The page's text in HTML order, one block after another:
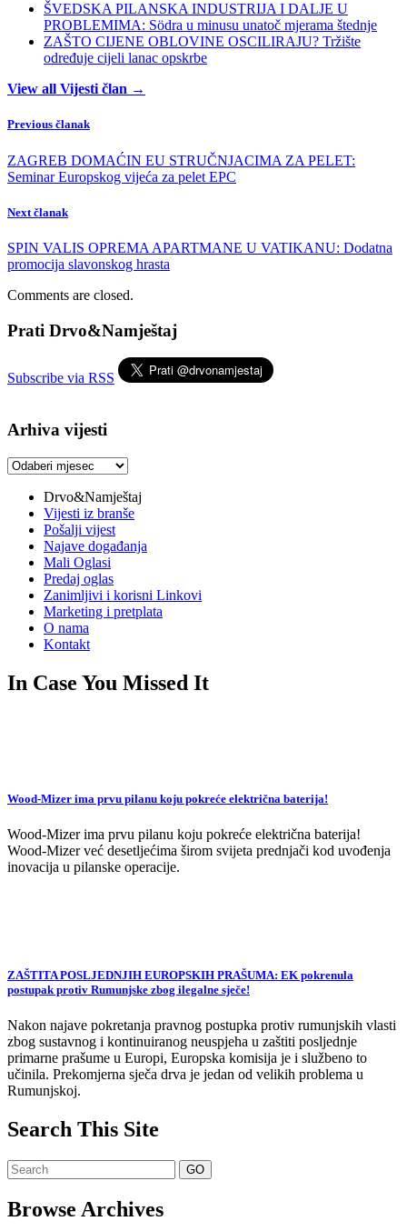
ŠVEDSKA PILANSKA INDUSTRIJA I DALJE U
PROBLEMIMA: Södra u minusu unatoč mjerama štednje
ZAŠTO CIJENE OBLOVINE OSCILIRAJU? Tržište
određuje cijeli lanac opskrbe
View all Vijesti član →
Previous članak
ZAGREB DOMAĆIN EU STRUČNJACIMA ZA PELET:
Seminar Europskog vijeća za pelet EPC
Next članak
SPIN VALIS OPREMA APARTMANE U VATIKANU: Dodatna
promocija slavonskog hrasta
Comments are closed.
Prati Drvo&Namještaj
Subscribe via RSS
Arhiva vijesti
Arhiva
Drvo&Namještaj
Vijesti iz branše
Pošalji vijest
Najave događanja
Mali Oglasi
Predaj oglas
Zanimljivi i korisni Linkovi
Marketing i pretplata
O nama
Kontakt
In Case You Missed It
Wood-Mizer ima prvu pilanu koju pokreće električna baterija!
Wood-Mizer ima prvu pilanu koju pokreće električna baterija!
Wood-Mizer već desetljećima širom svijeta prednjači kod uvođenja
inovacija u pilanske operacije.
ZAŠTITA POSLJEDNJIH EUROPSKIH PRAŠUMA: EK pokrenula
postupak protiv Rumunjske zbog ilegalne sječe!
Nakon najave pokretanja pravnog postupka protiv rumunjskih vlasti
zbog sustavnog i kontinuiranog neuspjeha u zaštiti posljednje
primarne prašume u Europi, Europska komisija je i službeno to
učinila. Prekomjerna sječa drva je jedan od velikih problema u
Rumunjskoj.
Search This Site
Browse Archives